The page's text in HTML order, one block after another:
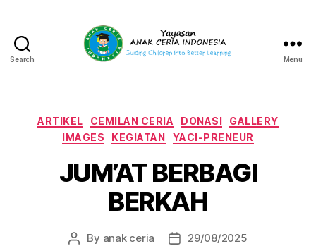
Search
Indonesia
Menu
Categories
ARTIKEL CEMILAN CERIA DONASI
GALLERY
IMAGES
KEGIATAN YACI-PRENEUR
JUM’AT BERBAGI
BERKAH
Post
By anak ceria
Post29/08/2025